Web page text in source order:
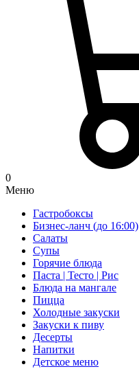
0
Меню
Гастробоксы
Бизнес-ланч (до 16:00)
Салаты
Супы
Горячие блюда
Паста | Тесто | Рис
Блюда на мангале
Пицца
Холодные закуски
Закуски к пиву
Десерты
Напитки
Детское меню